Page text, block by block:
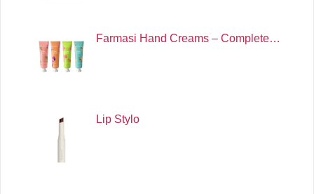
Farmasi Hand Creams – Complete…
Lip Stylo